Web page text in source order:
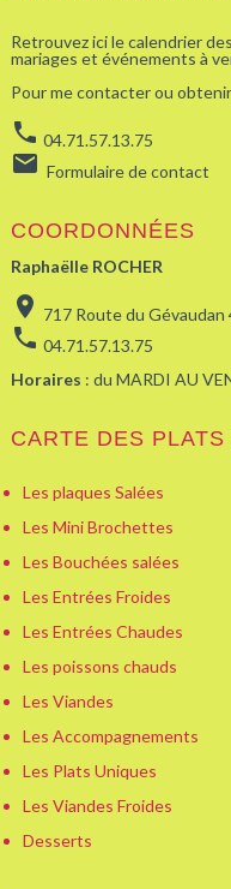
Retrouvez ici le calendrier
mariages et événements à
Pour me contacter ou
phone 04.71.57.13.75
emailFormulaire de contact
COORDONNÉES
Raphaëlle ROCHER
location_on 717 Route du Gévaudan
phone 04.71.57.13.75
Horaires : du MARDI AU
CARTE DES
Les plaques Salées
Les Mini Brochettes
Les Bouchées salées
Les Entrées Froides
Les Entrées Chaudes
Les poissons chauds
Les Viandes
Les Accompagnements
Les Plats Uniques
Les Viandes Froides
Desserts